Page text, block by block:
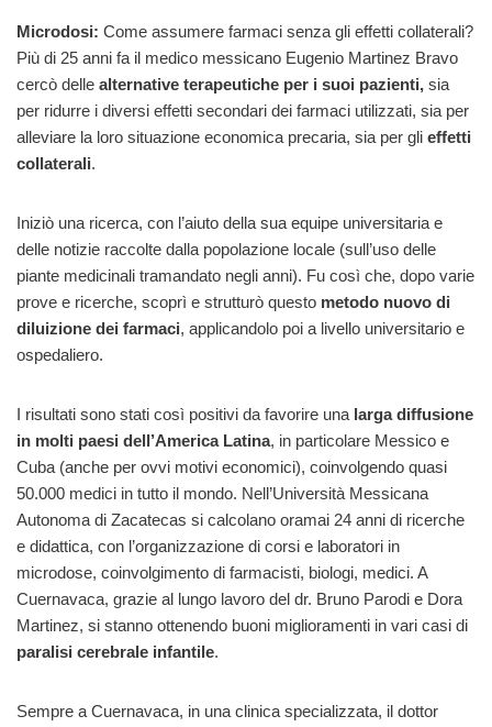
Microdosi: Come assumere farmaci senza gli effetti collaterali?
Più di 25 anni fa il medico messicano Eugenio Martinez Bravo
cercò delle alternative terapeutiche per i suoi pazienti, sia
per ridurre i diversi effetti secondari dei farmaci utilizzati, sia per
alleviare la loro situazione economica precaria, sia per gli effetti
collaterali.
Iniziò una ricerca, con l’aiuto della sua equipe universitaria e
delle notizie raccolte dalla popolazione locale (sull’uso delle
piante medicinali tramandato negli anni). Fu così che, dopo varie
prove e ricerche, scoprì e strutturò questo metodo nuovo di
diluizione dei farmaci, applicandolo poi a livello universitario e
ospedaliero.
I risultati sono stati così positivi da favorire una larga diffusione
in molti paesi dell’America Latina, in particolare Messico e
Cuba (anche per ovvi motivi economici), coinvolgendo quasi
50.000 medici in tutto il mondo. Nell’Università Messicana
Autonoma di Zacatecas si calcolano oramai 24 anni di ricerche
e didattica, con l’organizzazione di corsi e laboratori in
microdose, coinvolgimento di farmacisti, biologi, medici. A
Cuernavaca, grazie al lungo lavoro del dr. Bruno Parodi e Dora
Martinez, si stanno ottenendo buoni miglioramenti in vari casi di
paralisi cerebrale infantile.
Sempre a Cuernavaca, in una clinica specializzata, il dottor